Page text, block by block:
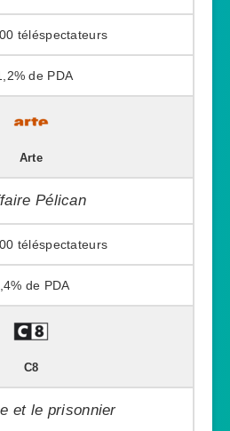
Arte
Pélican
C8
et le prisonnier